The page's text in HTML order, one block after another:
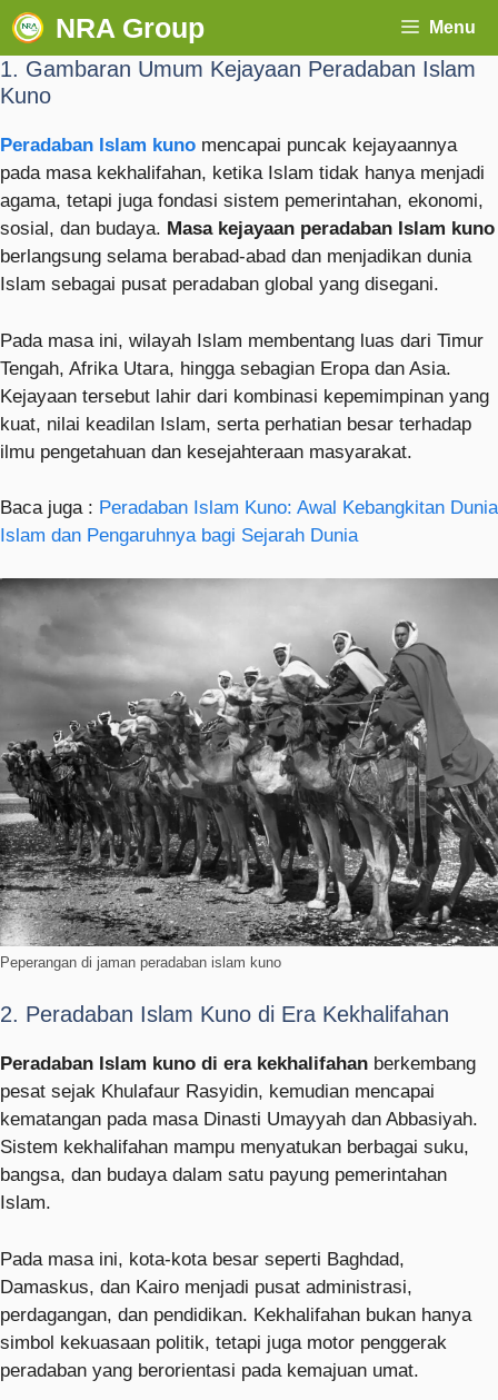
NRA Group Menu
1. Gambaran Umum Kejayaan Peradaban Islam
Kuno
Peradaban Islam kuno mencapai puncak kejayaannya
pada masa kekhalifahan, ketika Islam tidak hanya menjadi
agama, tetapi juga fondasi sistem pemerintahan, ekonomi,
sosial, dan budaya. Masa kejayaan peradaban Islam kuno
berlangsung selama berabad-abad dan menjadikan dunia
Islam sebagai pusat peradaban global yang disegani.
Pada masa ini, wilayah Islam membentang luas dari Timur
Tengah, Afrika Utara, hingga sebagian Eropa dan Asia.
Kejayaan tersebut lahir dari kombinasi kepemimpinan yang
kuat, nilai keadilan Islam, serta perhatian besar terhadap
ilmu pengetahuan dan kesejahteraan masyarakat.
Baca juga : Peradaban Islam Kuno: Awal Kebangkitan Dunia
Islam dan Pengaruhnya bagi Sejarah Dunia
Peperangan di jaman peradaban islam kuno
2. Peradaban Islam Kuno di Era Kekhalifahan
Peradaban Islam kuno di era kekhalifahan berkembang
pesat sejak Khulafaur Rasyidin, kemudian mencapai
kematangan pada masa Dinasti Umayyah dan Abbasiyah.
Sistem kekhalifahan mampu menyatukan berbagai suku,
bangsa, dan budaya dalam satu payung pemerintahan
Islam.
Pada masa ini, kota-kota besar seperti Baghdad,
Damaskus, dan Kairo menjadi pusat administrasi,
perdagangan, dan pendidikan. Kekhalifahan bukan hanya
simbol kekuasaan politik, tetapi juga motor penggerak
peradaban yang berorientasi pada kemajuan umat.